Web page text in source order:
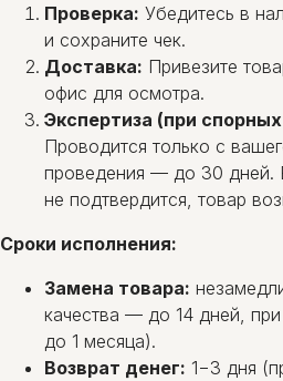
Проверка: Убедитесь в
и сохраните чек.
Доставка: Привезите
офис для осмотра.
Экспертиза (при
Проводится только с
проведения — до 30 дней.
не подтвердится, товар
Сроки исполнения:
Замена товара:
качества — до 14 дней,
до 1 месяца).
Возврат денег: 1−3 дня